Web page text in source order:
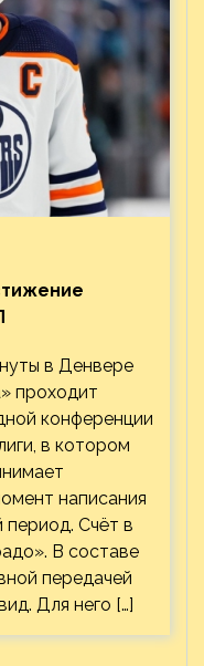
в Денвере
проходит
конференции
в котором
написания
Счёт в
В составе
передачей
Для него […]